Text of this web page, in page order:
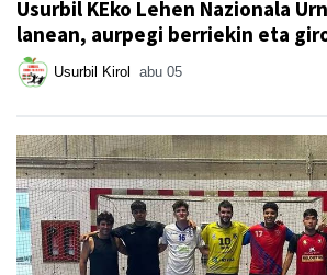
Usurbil KEko Lehen Nazionala
lanean, aurpegi berriekin eta
Usurbil Kirol abu 05